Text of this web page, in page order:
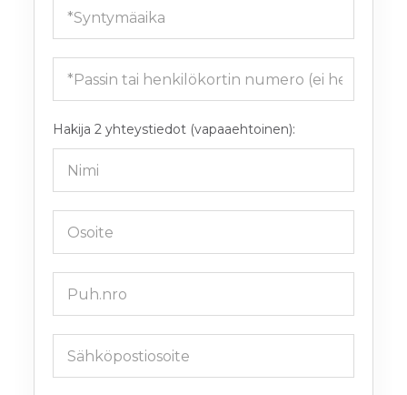
Hakija 2 yhteystiedot (vapaaehtoinen):